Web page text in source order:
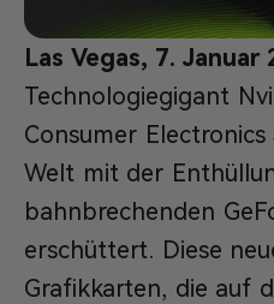
Las Vegas, 7. Januar
Technologiegigant
Consumer
Welt mit der
bahnbrechenden
erschüttert. Diese
Grafikkarten, die auf